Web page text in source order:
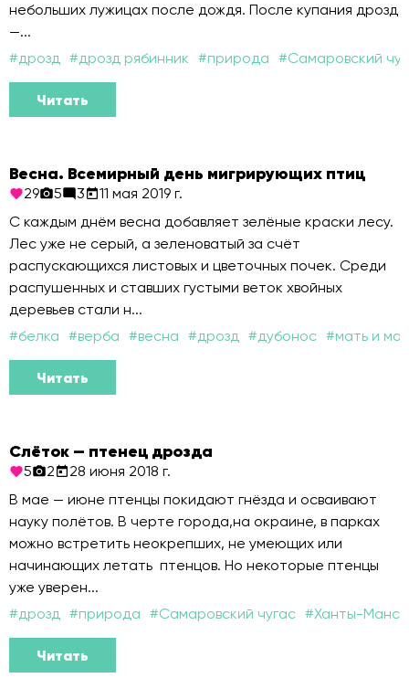
небольших лужицах после дождя. После купания дрозд
—...
#дрозд #дрозд рябинник #природа #Самаровский
Читать
Весна. Всемирный день мигрирующих птиц
29 5 3
11 мая 2019 г.
С каждым днём весна добавляет зелёные краски лесу.
Лес уже не серый, а зеленоватый за счёт
распускающихся листовых и цветочных почек. Среди
распушенных и ставших густыми веток хвойных
деревьев стали н...
#белка #верба #весна #дрозд #дубонос #мать и
Читать
Слёток — птенец дрозда
5 2
28 июня 2018 г.
В мае — июне птенцы покидают гнёзда и осваивают
науку полётов. В черте города,на окраине, в парках
можно встретить неокрепших, не умеющих или
начинающих летать птенцов. Но некоторые птенцы
уже уверен...
#дрозд #природа #Самаровский чугас #Ханты-
Читать